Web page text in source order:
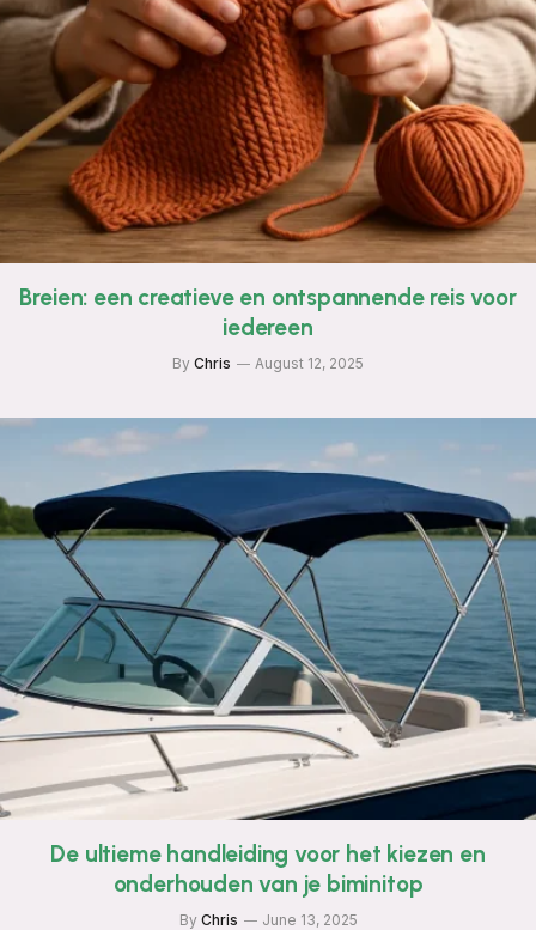
Breien: een creatieve en ontspannende reis voor
iedereen
By Chris August 12, 2025
De ultieme handleiding voor het kiezen en
onderhouden van je biminitop
By Chris June 13, 2025